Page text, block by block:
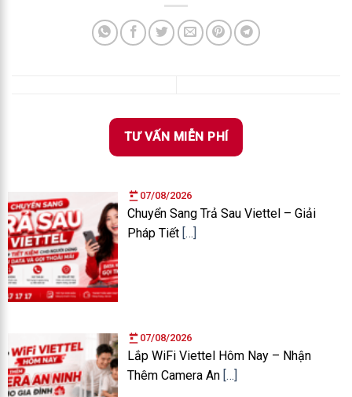
07/08/2026
Chuyển Sang Trả Sau Viettel – Giải
Pháp Tiết […]
07/08/2026
Lắp WiFi Viettel Hôm Nay – Nhận
Thêm Camera An […]
TƯ VẤN MIỄN PHÍ